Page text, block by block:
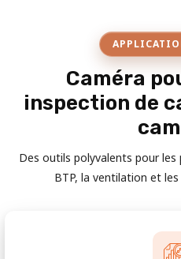
Caméra
inspection de
Des outils polyvalents pour
BTP, la ventilation et